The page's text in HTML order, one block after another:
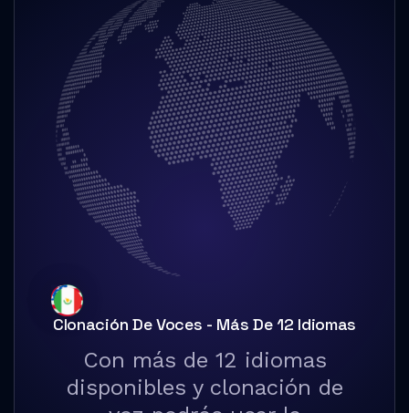
Clonación De Voces - Más De 12 Idiomas
Con más de 12 idiomas
disponibles y clonación de